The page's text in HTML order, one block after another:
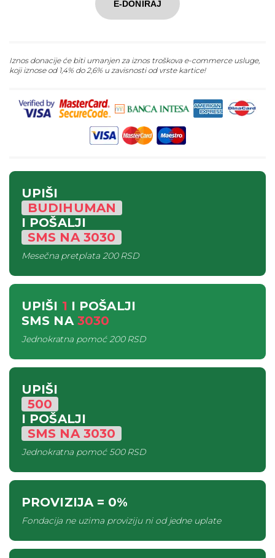
E-DONIRAJ
Iznos donacije će biti umanjen za iznos troškova e-commerce usluge,
koji iznose od 1,4% do 2,6% u zavisnosti od vrste kartice!
UPIŠI
BUDIHUMAN
I POŠALJI
SMS NA3030
Mesečna pretplata200 RSD
UPIŠI 1 I POŠALJI
SMS NA 3030
Jednokratna pomoć200 RSD
UPIŠI
500
I POŠALJI
SMS NA3030
Jednokratna pomoć500 RSD
PROVIZIJA= 0%
Fondacija ne uzima proviziju ni od jedne uplate